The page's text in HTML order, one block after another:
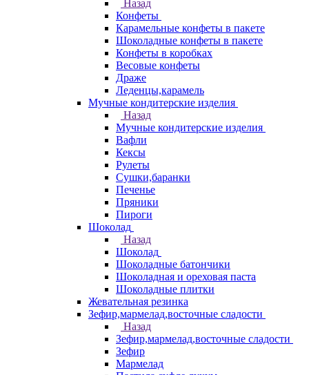
Назад
Конфеты
Карамельные конфеты в пакете
Шоколадные конфеты в пакете
Конфеты в коробках
Весовые конфеты
Драже
Леденцы,карамель
Мучные кондитерские изделия
Назад
Мучные кондитерские изделия
Вафли
Кексы
Рулеты
Сушки,баранки
Печенье
Пряники
Пироги
Шоколад
Назад
Шоколад
Шоколадные батончики
Шоколадная и ореховая паста
Шоколадные плитки
Жевательная резинка
Зефир,мармелад,восточные сладости
Назад
Зефир,мармелад,восточные сладости
Зефир
Мармелад